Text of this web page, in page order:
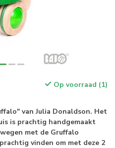
Op voorraad (1)
van Julia Donaldson. Het
is prachtig handgemaakt
met de Gruffalo
vinden om met deze 2